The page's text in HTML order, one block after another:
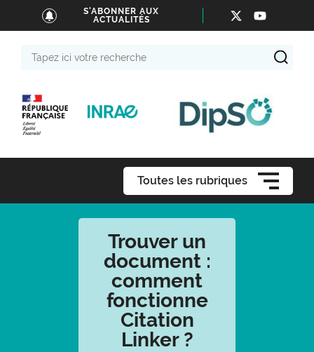
S'ABONNER AUX
ACTUALITÉS
Toutes les rubriques
Trouver un
document :
comment
fonctionne
Citation
Linker ?